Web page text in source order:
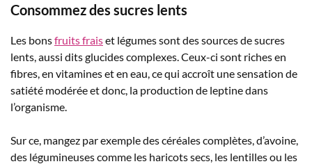
Consommez des sucres lents
Les bonsfruits fraiset légumes sont des sources de sucres
lents, aussi dits glucides complexes. Ceux-ci sont riches en
fibres, en vitamines et en eau, ce qui accroît une sensation de
satiété modérée et donc, la production de leptine dans
l’organisme.
Sur ce, mangez par exemple des céréales complètes, d’avoine,
des légumineuses comme les haricots secs, les lentilles ou les